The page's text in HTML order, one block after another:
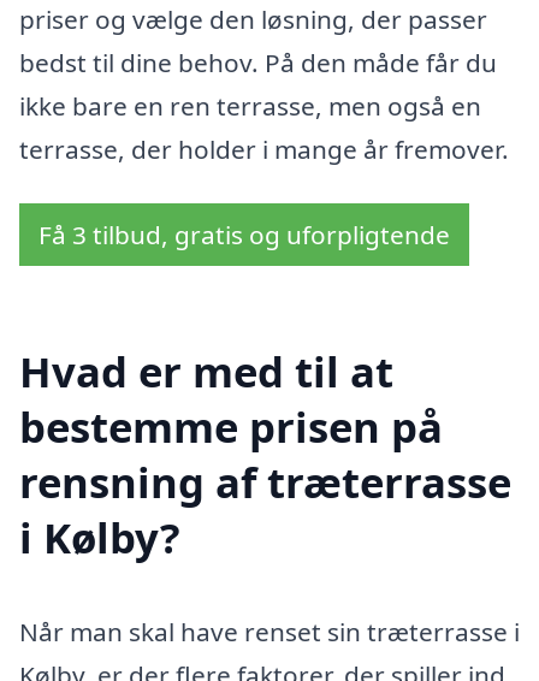
priser og vælge den løsning, der passer
bedst til dine behov. På den måde får du
ikke bare en ren terrasse, men også en
terrasse, der holder i mange år fremover.
Få 3 tilbud, gratis og uforpligtende
Hvad er med til at
bestemme prisen på
rensning af træterrasse
i Kølby?
Når man skal have renset sin træterrasse i